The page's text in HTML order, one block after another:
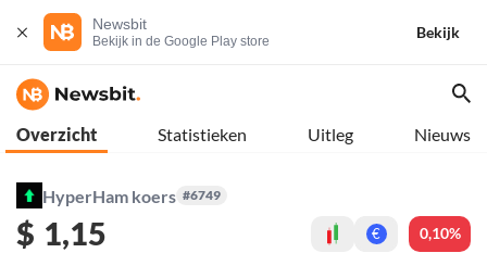
Newsbit
Bekijk in de Google Play store
Bekijk
Overzicht Statistieken Uitleg Nieuws
HyperHam koers #6749
$ 1,15 € 0,10%